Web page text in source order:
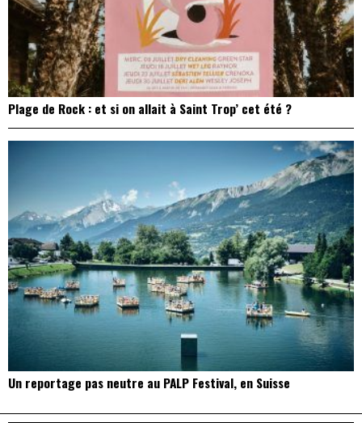
Plage de Rock : et si on allait à Saint Trop’ cet été ?
Un reportage pas neutre au PALP Festival, en Suisse